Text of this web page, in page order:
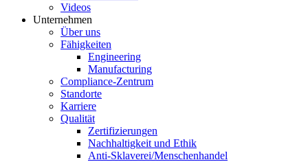
Videos
Unternehmen
Über uns
Fähigkeiten
Engineering
Manufacturing
Compliance-Zentrum
Standorte
Karriere
Qualität
Zertifizierungen
Nachhaltigkeit und Ethik
Anti-Sklaverei/Menschenhandel